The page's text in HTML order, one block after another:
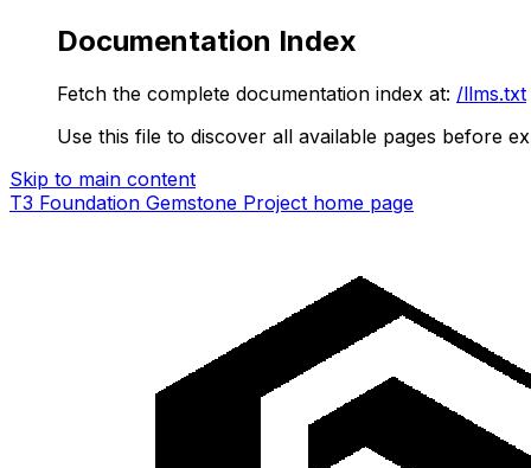
Documentation Index
Fetch the complete documentation index at: /llms.txt
Use this file to discover all available pages before
Skip to main content
T3 Foundation Gemstone Project home page